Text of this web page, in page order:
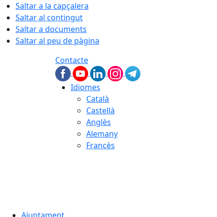
Saltar a la capçalera
Saltar al contingut
Saltar a documents
Saltar al peu de pàgina
Contacte
Idiomes
Català
Castellà
Anglès
Alemany
Francès